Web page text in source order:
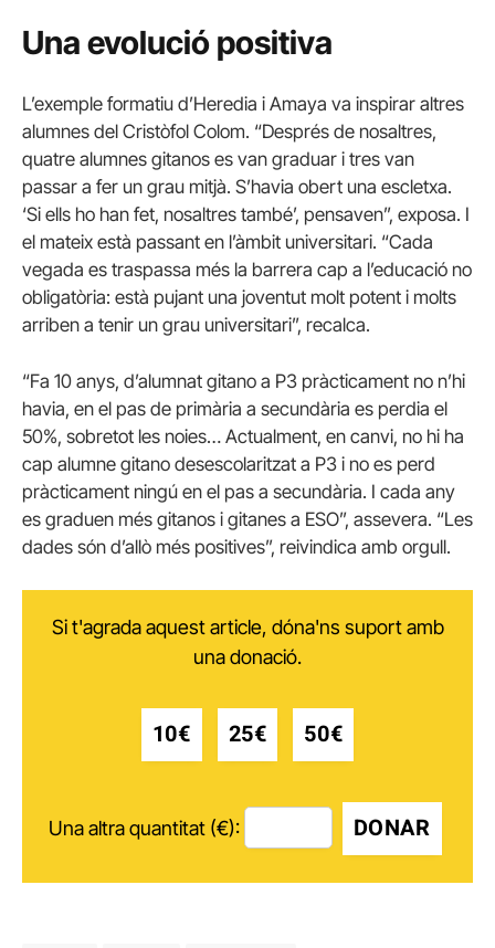
Una evolució positiva
L’exemple formatiu d’Heredia i Amaya va inspirar altres
alumnes del Cristòfol Colom. “Després de nosaltres,
quatre alumnes gitanos es van graduar i tres van
passar a fer un grau mitjà. S’havia obert una escletxa.
‘Si ells ho han fet, nosaltres també’, pensaven”, exposa. I
el mateix està passant en l’àmbit universitari. “Cada
vegada es traspassa més la barrera cap a l’educació no
obligatòria: està pujant una joventut molt potent i molts
arriben a tenir un grau universitari”, recalca.
“Fa 10 anys, d’alumnat gitano a P3 pràcticament no n’hi
havia, en el pas de primària a secundària es perdia el
50%, sobretot les noies… Actualment, en canvi, no hi ha
cap alumne gitano desescolaritzat a P3 i no es perd
pràcticament ningú en el pas a secundària. I cada any
es graduen més gitanos i gitanes a ESO”, assevera. “Les
dades són d’allò més positives”, reivindica amb orgull.
Si t'agrada aquest article, dóna'ns suport amb
una donació.
10€ 25€ 50€
Una altra quantitat (€): DONAR